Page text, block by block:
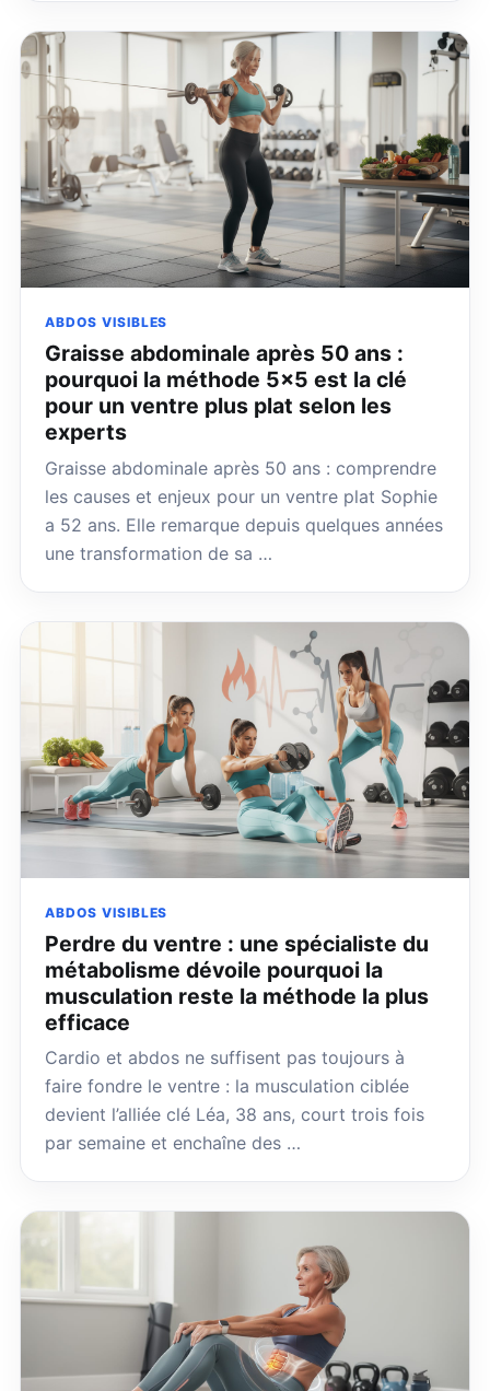
ABDOS VISIBLES
Graisse abdominale après 50 ans :
pourquoi la méthode 5×5 est la clé
pour un ventre plus plat selon les
experts
Graisse abdominale après 50 ans : comprendre
les causes et enjeux pour un ventre plat Sophie
a 52 ans. Elle remarque depuis quelques années
une transformation de sa …
ABDOS VISIBLES
Perdre du ventre : une spécialiste du
métabolisme dévoile pourquoi la
musculation reste la méthode la plus
efficace
Cardio et abdos ne suffisent pas toujours à
faire fondre le ventre : la musculation ciblée
devient l’alliée clé Léa, 38 ans, court trois fois
par semaine et enchaîne des …